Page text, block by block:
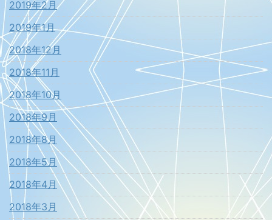
2019年2月
2019年1月
2018年12月
2018年11月
2018年10月
2018年9月
2018年8月
2018年5月
2018年4月
2018年3月